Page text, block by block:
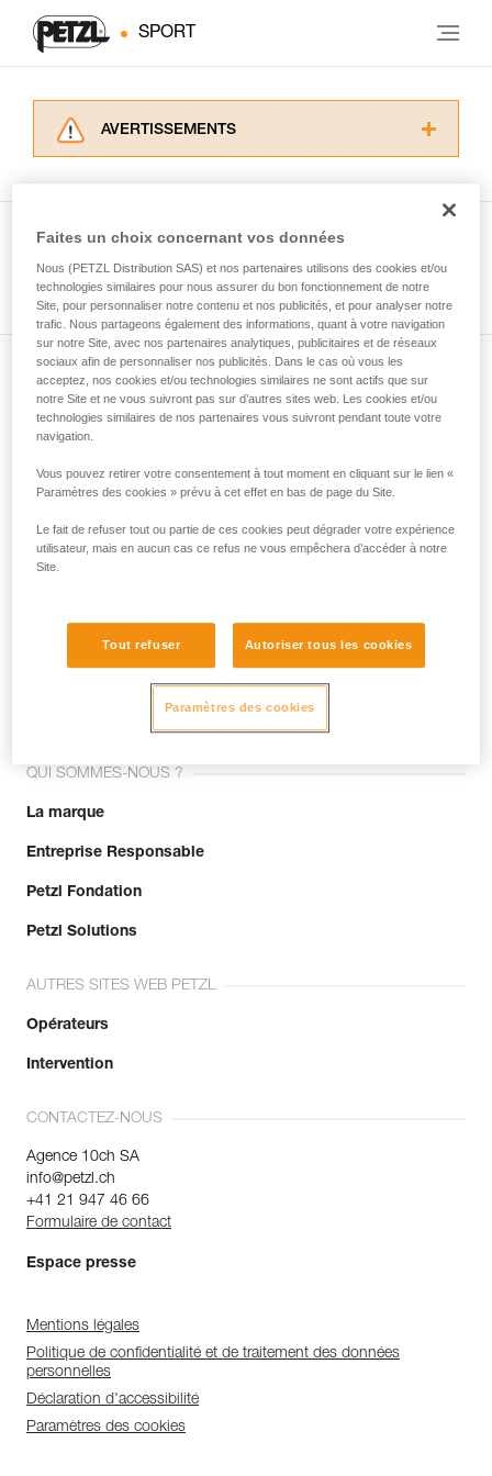
SPORT
AVERTISSEMENTS
informations de la notice technique pour
d’informations.
Maîtriser ces techniques nécessite une
formation et un entraînement spécifique. Validez
avec un professionnel votre capacité à refaire
la manipulation, seul, en toute sécurité, avant
de la reproduire en autonomie.
Nous donnons des exemples de techniques
Voir tous les conseils
Abonnez-vous à la newsletter
et restez connecté à notre actualité
Email *
Rejoignez la communauté !
QUI SOMMES-NOUS ?
La marque
Entreprise Responsable
Petzl Fondation
Petzl Solutions
AUTRES SITES WEB PETZL
Opérateurs
Intervention
CONTACTEZ-NOUS
Agence 10ch SA
info@petzl.ch
+41 21 947 46 66
Formulaire de contact
Espace presse
Mentions légales
Politique de confidentialité et de traitement des données
personnelles
Déclaration d'accessibilité
Paramètres des cookies
Faites un choix concernant vos données
Nous (PETZL Distribution SAS) et nos partenaires utilisons des cookies et/ou
technologies similaires pour nous assurer du bon fonctionnement de notre
Site, pour personnaliser notre contenu et nos publicités, et pour analyser notre
trafic. Nous partageons également des informations, quant à votre navigation
sur notre Site, avec nos partenaires analytiques, publicitaires et de réseaux
sociaux afin de personnaliser nos publicités. Dans le cas où vous les
acceptez, nos cookies et/ou technologies similaires ne sont actifs que sur
notre Site et ne vous suivront pas sur d’autres sites web. Les cookies et/ou
technologies similaires de nos partenaires vous suivront pendant toute votre
navigation.
Vous pouvez retirer votre consentement à tout moment en cliquant sur le lien «
Paramètres des cookies » prévu à cet effet en bas de page du Site.
Le fait de refuser tout ou partie de ces cookies peut dégrader votre expérience
utilisateur, mais en aucun cas ce refus ne vous empêchera d’accéder à notre
Site.
Tout refuser Autoriser tous les cookies
Paramètres des cookies